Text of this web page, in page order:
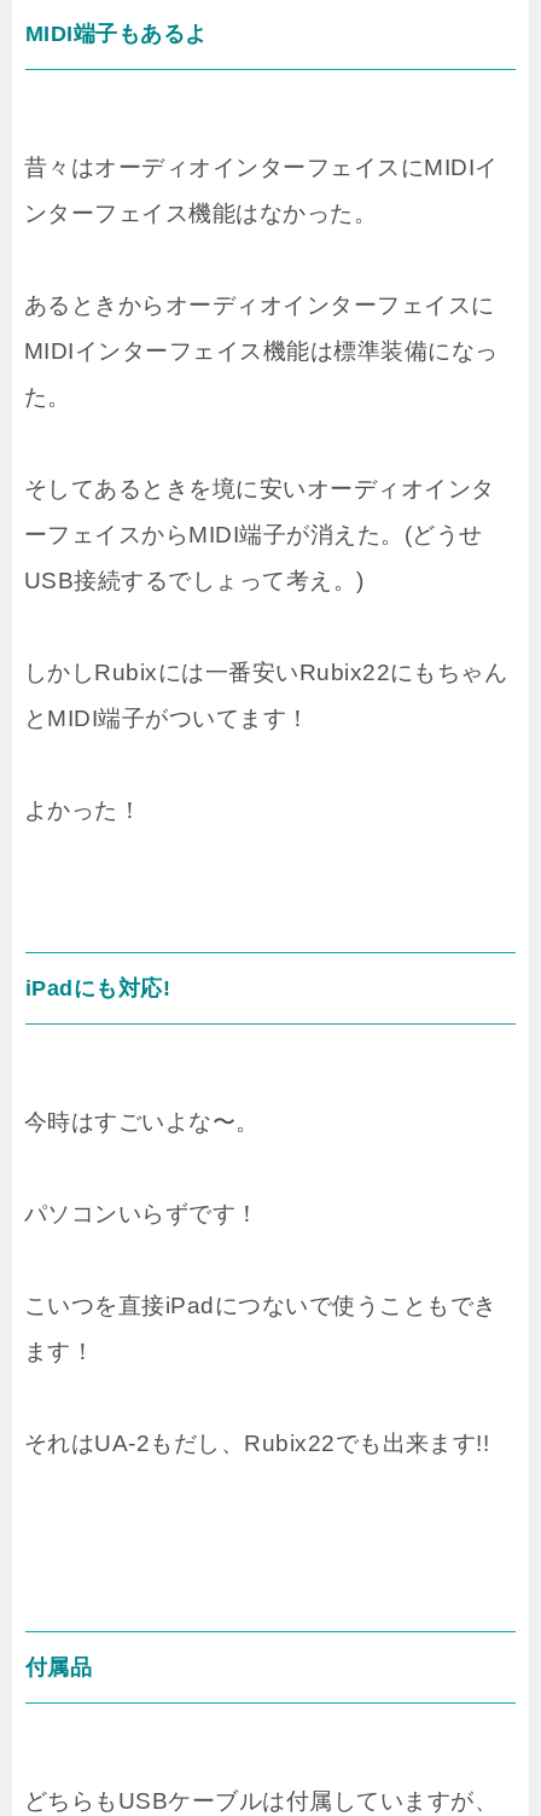
MIDI端子もあるよ
昔々はオーディオインターフェイスにMIDIイ
ンターフェイス機能はなかった。
あるときからオーディオインターフェイスに
MIDIインターフェイス機能は標準装備になっ
た。
そしてあるときを境に安いオーディオインタ
ーフェイスからMIDI端子が消えた。(どうせ
USB接続するでしょって考え。)
しかしRubixには一番安いRubix22にもちゃん
とMIDI端子がついてます！
よかった！
iPadにも対応!
今時はすごいよな〜。
パソコンいらずです！
こいつを直接iPadにつないで使うこともでき
ます！
それはUA-2もだし、Rubix22でも出来ます!!
付属品
どちらもUSBケーブルは付属していますが、